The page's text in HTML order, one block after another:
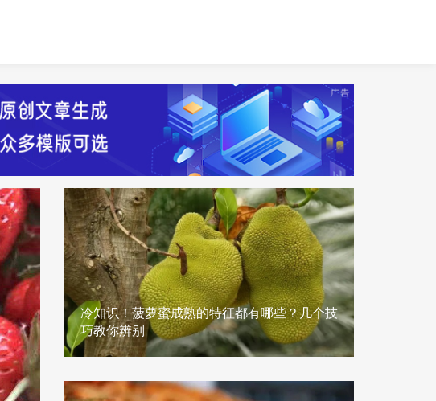
冷知识！菠萝蜜成熟的特征都有哪些？几个技
巧教你辨别